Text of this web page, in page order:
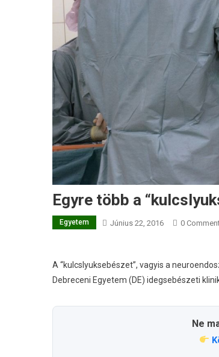
Egyre több a
Egyetem Június 22, 2016 0
A “kulcslyuksebészet”, vagyis a
Debreceni Egyetem (DE) idegsebészeti
Ne